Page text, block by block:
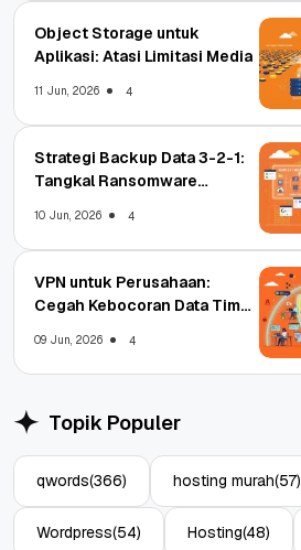
Object Storage untuk
Aplikasi: Atasi Limitasi Media
11 Jun, 2026 4
Strategi Backup Data 3-2-1:
Tangkal Ransomware
10 Jun, 2026 4
VPN untuk Perusahaan:
Cegah Kebocoran Data Tim
09 Jun, 2026 4
Topik Populer
qwords(366) hosting murah(57)
Wordpress(54) Hosting(48)